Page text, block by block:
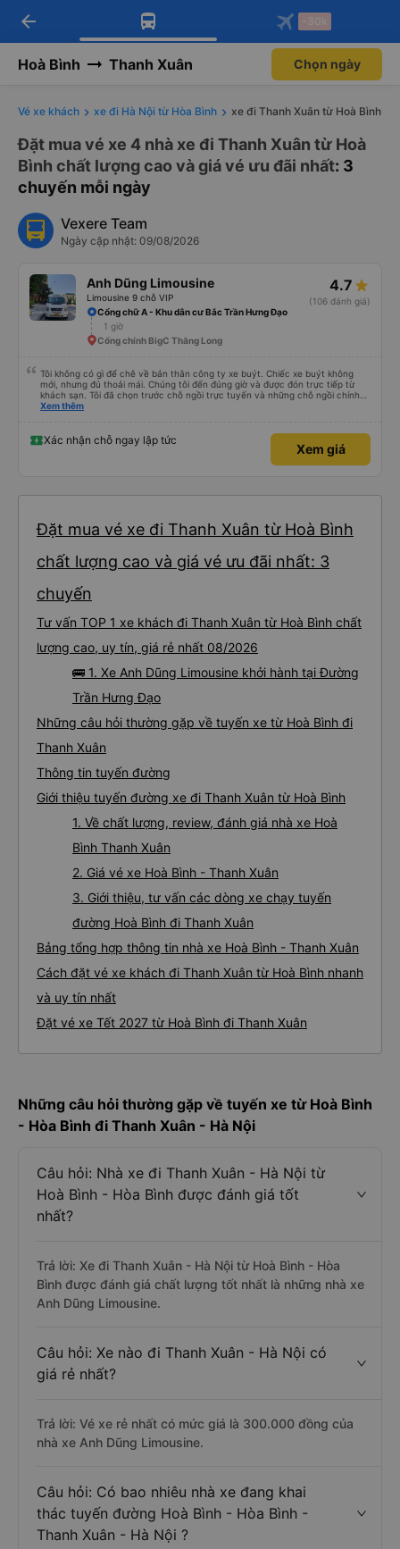
Tải app Vexere ngay!
Nhận ưu đãi thành viên độc
Mở app
Tải app Vexere
-30k/ghế khi đặt vé máy bay qua
Mở app
arrow_back -30k
Hoà Bình Thanh Xuân Chọn ngày
Vé xe khách xe đi Hà Nội từ Hòa Bình xe đi Thanh Xuân từ Hoà Bình
Đặt mua vé xe 4 nhà xe đi Thanh Xuân từ Hoà
Bình chất lượng cao và giá vé ưu đãi nhất: 3
chuyến mỗi ngày
Vexere Team
Ngày cập nhật: 09/08/2026
Anh Dũng Limousine
Limousine 9 chỗ VIP
4.7
(106 đánh giá)
Cổng chữ A - Khu dân cư Bắc Trần Hưng Đạo
1 giờ
Cổng chính BigC Thăng Long
Tôi không có gì để chê về bản thân công ty xe buýt. Chiếc xe buýt không
mới, nhưng đủ thoải mái. Chúng tôi đến đúng giờ và được đón trực tiếp từ
khách sạn. Tôi đã chọn trước chỗ ngồi trực tuyến và những chỗ ngồi chính
xác đó đã có sẵn khi chúng tôi lên xe — mọi thứ đều được sắp xếp và như
khi theo cách không hoàn toàn an toàn. Công bằng mà nói, tôi nghĩ điều này
liên quan nhiều đến con đường hơn là tài xế. Đoạn đường này thực sự đầy
thử thách, căng thẳng và đòi hỏi rất nhiều sự tập trung. Chỉ là cần phải
Xem thêm
Xác nhận chỗ ngay lập tức
Xem giá
Đặt mua vé xe đi Thanh Xuân từ Hoà Bình
chất lượng cao và giá vé ưu đãi nhất: 3
chuyến
Tư vấn TOP 1 xe khách đi Thanh Xuân từ Hoà Bình chất
lượng cao, uy tín, giá rẻ nhất 08/2026
🚌 1. Xe Anh Dũng Limousine khởi hành tại Đường
Trần Hưng Đạo
Những câu hỏi thường gặp về tuyến xe từ Hoà Bình đi
Thanh Xuân
Thông tin tuyến đường
Giới thiệu tuyến đường xe đi Thanh Xuân từ Hoà Bình
1. Về chất lượng, review, đánh giá nhà xe Hoà
Bình Thanh Xuân
2. Giá vé xe Hoà Bình - Thanh Xuân
3. Giới thiệu, tư vấn các dòng xe chạy tuyến
đường Hoà Bình đi Thanh Xuân
Bảng tổng hợp thông tin nhà xe Hoà Bình - Thanh Xuân
Cách đặt vé xe khách đi Thanh Xuân từ Hoà Bình nhanh
và uy tín nhất
Đặt vé xe Tết 2027 từ Hoà Bình đi Thanh Xuân
Những câu hỏi thường gặp về tuyến xe từ Hoà Bình
- Hòa Bình đi Thanh Xuân - Hà Nội
Câu hỏi: Nhà xe đi Thanh Xuân - Hà Nội từ
Hoà Bình - Hòa Bình được đánh giá tốt
nhất?
Trả lời: Xe đi Thanh Xuân - Hà Nội từ Hoà Bình - Hòa
Bình được đánh giá chất lượng tốt nhất là những nhà xe
Anh Dũng Limousine.
Câu hỏi: Xe nào đi Thanh Xuân - Hà Nội có
giá rẻ nhất?
Trả lời: Vé xe rẻ nhất có mức giá là 300.000 đồng của
nhà xe Anh Dũng Limousine.
Câu hỏi: Có bao nhiêu nhà xe đang khai
thác tuyến đường Hoà Bình - Hòa Bình -
Thanh Xuân - Hà Nội ?